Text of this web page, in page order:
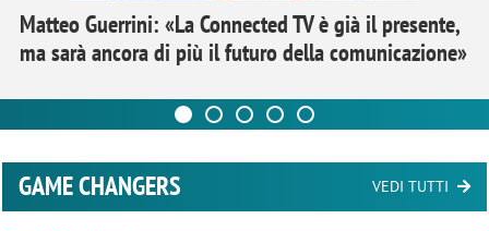
Matteo Guerrini: «La Connected TV è già il presente,
ma sarà ancora di più il futuro della comunicazione»
GAME CHANGERS VEDI TUTTI